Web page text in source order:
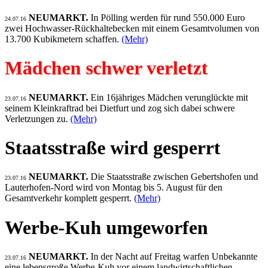
24.07.16 NEUMARKT. In Pölling werden für rund 550.000 Euro
zwei Hochwasser-Rückhaltebecken mit einem Gesamtvolumen von
13.700 Kubikmetern schaffen. (Mehr)
Mädchen schwer verletzt
23.07.16 NEUMARKT. Ein 16jähriges Mädchen verunglückte mit
seinem Kleinkraftrad bei Dietfurt und zog sich dabei schwere
Verletzungen zu. (Mehr)
Staatsstraße wird gesperrt
23.07.16 NEUMARKT. Die Staatsstraße zwischen Gebertshofen und
Lauterhofen-Nord wird von Montag bis 5. August für den
Gesamtverkehr komplett gesperrt. (Mehr)
Werbe-Kuh umgeworfen
23.07.16 NEUMARKT. In der Nacht auf Freitag warfen Unbekannte